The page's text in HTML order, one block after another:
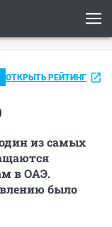
ОТКРЫТЬ РЕЙТИНГ
из самых
в ОАЭ.
было